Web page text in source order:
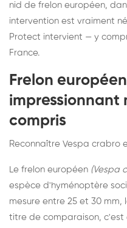
nid de frelon européen,
intervention est vraiment
Protect intervient — y
France.
Frelon
impressionnant
compris
Reconnaître Vespa crabro
Le frelon européen (Vespa
espèce d'hyménoptère
mesure entre 25 et 30
titre de comparaison, c'est